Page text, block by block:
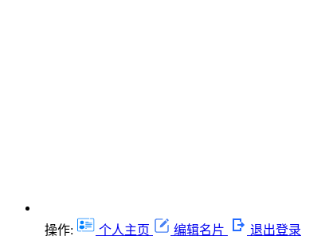
操作: 个人主页 编辑名片 退出登录